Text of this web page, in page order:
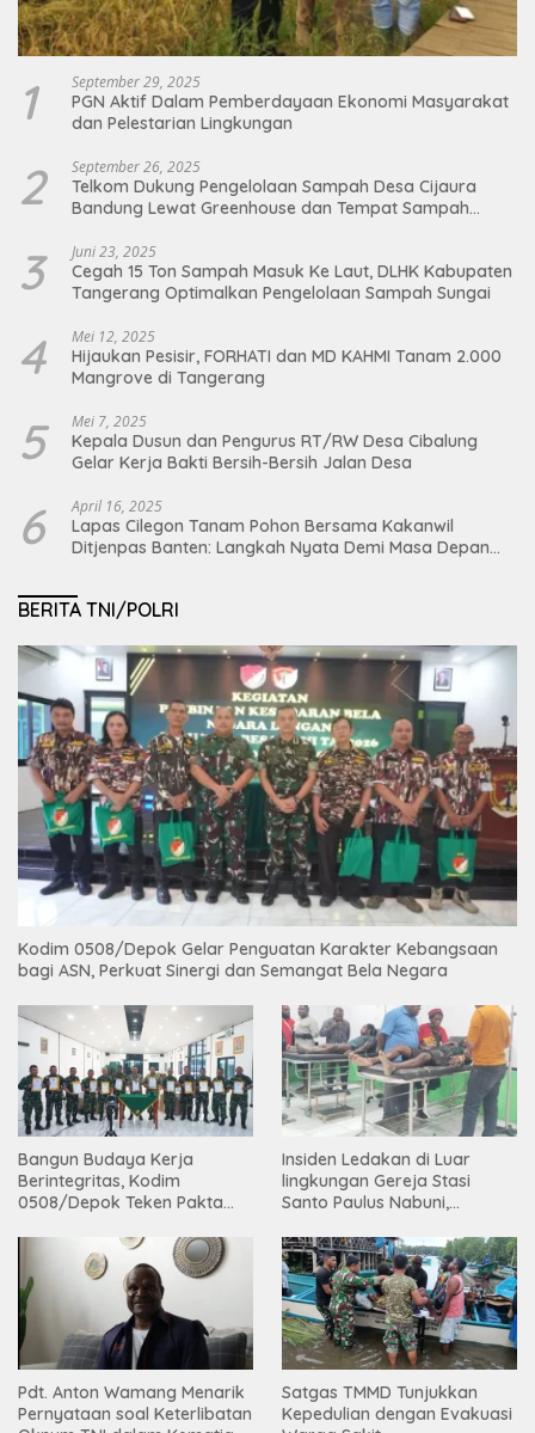
1 September 29, 2025
PGN Aktif Dalam Pemberdayaan Ekonomi Masyarakat
dan Pelestarian Lingkungan
2 September 26, 2025
Telkom Dukung Pengelolaan Sampah Desa Cijaura
Bandung Lewat Greenhouse dan Tempat Sampah
3 Juni 23, 2025
Cegah 15 Ton Sampah Masuk Ke Laut, DLHK Kabupaten
Tangerang Optimalkan Pengelolaan Sampah Sungai
4 Mei 12, 2025
Hijaukan Pesisir, FORHATI dan MD KAHMI Tanam 2.000
Mangrove di Tangerang
5 Mei 7, 2025
Kepala Dusun dan Pengurus RT/RW Desa Cibalung
Gelar Kerja Bakti Bersih-Bersih Jalan Desa
6 April 16, 2025
Lapas Cilegon Tanam Pohon Bersama Kakanwil
Ditjenpas Banten: Langkah Nyata Demi Masa Depan
BERITA TNI/POLRI
Kodim 0508/Depok Gelar Penguatan Karakter Kebangsaan
bagi ASN, Perkuat Sinergi dan Semangat Bela Negara
Bangun Budaya Kerja
Berintegritas, Kodim
0508/Depok Teken Pakta
Insiden Ledakan di Luar
lingkungan Gereja Stasi
Santo Paulus Nabuni,
Pdt. Anton Wamang Menarik
Pernyataan soal Keterlibatan
Satgas TMMD Tunjukkan
Kepedulian dengan Evakuasi